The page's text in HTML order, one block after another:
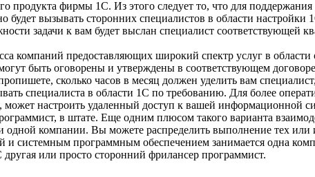
продукта фирмы 1С. Из этого следует то, что для
будет вызывать сторонних специалистов в области
задачи к вам будет выслан специалист соответствующей
компаний предоставляющих широкий спектр услуг в
быть оговорены и утверждены в соответствующем
сколько часов в месяц должен уделить вам
специалиста в области 1С по требованию. Для более
может настроить удаленный доступ к вашей информационной
в штате. Еще одним плюсом такого варианта
одной компании. Вы можете распределить выполнение тех
и системным программным обеспечением занимается одна
или просто сторонний фрилансер программист.